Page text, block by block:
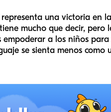
representa una victoria en
mucho que decir, pero
a los niños
se sienta menos como